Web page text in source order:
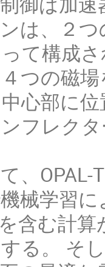
は、２
て構成
つの磁
心部に
フレク
、
械学習
含む計
る。 そ